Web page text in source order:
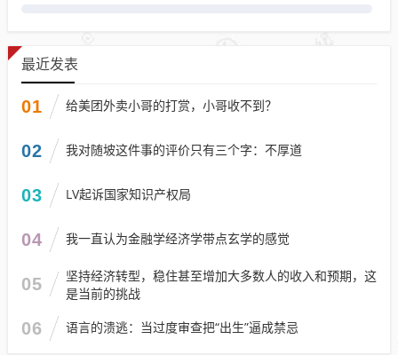
最近发表
01 给美团外卖小哥的打赏，小哥收不到？
02 我对随坡这件事的评价只有三个字：不厚道
03 LV起诉国家知识产权局
04 我一直认为金融学经济学带点玄学的感觉
05
坚持经济转型，稳住甚至增加大多数人的收入和预期，这
是当前的挑战
06 语言的溃逃：当过度审查把“出生”逼成禁忌